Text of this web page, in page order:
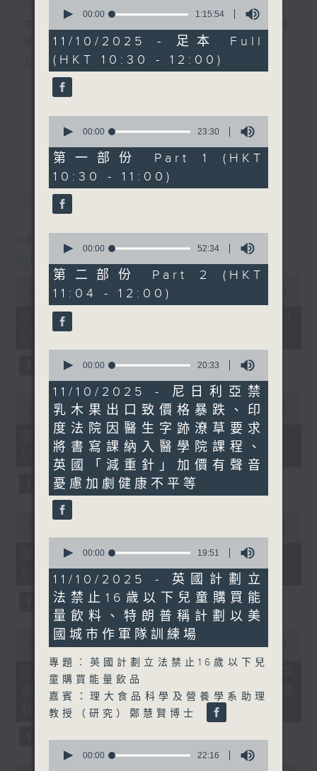
九十分鐘走遍世界，每週陪你漫遊《十萬八千里》。
更多...
最新 LATEST
08/08/2026
沙地聯手美國加入中東戰事
seconds
minutes,
seconds
00:00
08/08/2026 - 足本 Full (HKT
seconds
minutes,
seconds
00:00 30:00
第一部份 Part 1 (HKT 10:30 -
11:00)
minutes,
seconds
第二部份 Part 2 (HKT 11:04 -
12:00)
seconds
minutes,
seconds
00:00 22:32
08/08/2026 - 沙地聯手美國加入中
東戰事、墨西哥販毒集團將製毒工場
移師非洲多國
seconds
1
hour,
15
minutes,
54
seconds
00:00 1:15:54
11/10/2025 - 足本 Full
(HKT 10:30 - 12:00)
seconds
23
minutes,
30
seconds
00:00 23:30
第一部份 Part 1 (HKT
10:30 - 11:00)
seconds
52
minutes,
34
seconds
00:00 52:34
第二部份 Part 2 (HKT
11:04 - 12:00)
seconds
20
minutes,
33
seconds
00:00 20:33
11/10/2025 - 尼日利亞禁
乳木果出口致價格暴跌、印
度法院因醫生字跡潦草要求
將書寫課納入醫學院課程、
英國「減重針」加價有聲音
憂慮加劇健康不平等
seconds
19
minutes,
51
seconds
00:00 19:51
11/10/2025 - 英國計劃立
法禁止16歲以下兒童購買能
量飲料、特朗普稱計劃以美
國城市作軍隊訓練場
專題︰英國計劃立法禁止16歲以下兒
童購買能量飲品
嘉賓：理大食品科學及營養學系助理
教授（研究）鄭慧賢博士
seconds
00:00 22:16